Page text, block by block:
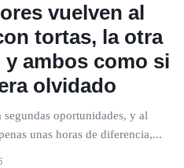
vuelven al
tortas, la otra
ambos como si
olvidado
oportunidades, y al
unas horas de diferencia,...